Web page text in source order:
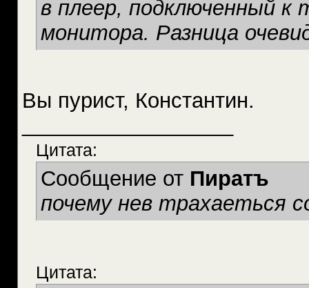
в плеер, подключенный к
монитора. Разница
Вы пурист, Константин.
Цитата:
Сообщение от Пиратъ
почему нев трахаеться
Цитата: